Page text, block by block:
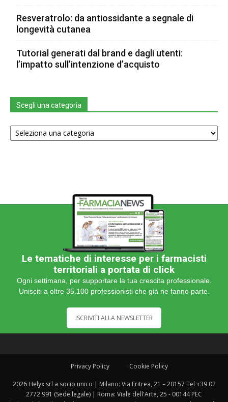
Resveratrolo: da antiossidante a segnale di
longevità cutanea
Tutorial generati dal brand e dagli utenti:
l’impatto sull’intenzione d’acquisto
Scegli una categoria
Scegli
una
Le tematiche di interesse per i farmacisti
territoriali a portata di click
Ogni settimana, per supportare la tua crescita professionale.
Unisciti a oltre 35.100 professionisti che già ne fanno parte.
ISCRIVITI ALLA NEWSLETTER
Privacy Policy Cookie Policy
2026 Helyx srl a socio unico | Milano: Via Eritrea, 21 – 20157 Tel +39 02
2772 991 (Sede legale) | Roma: Viale dell'Arte, 25 - 00144 PEC